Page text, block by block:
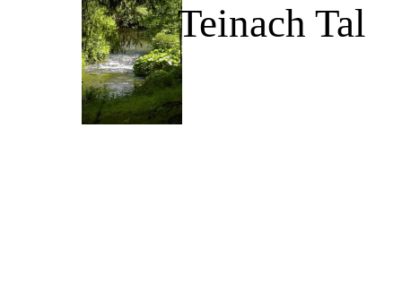
Teinach Tal